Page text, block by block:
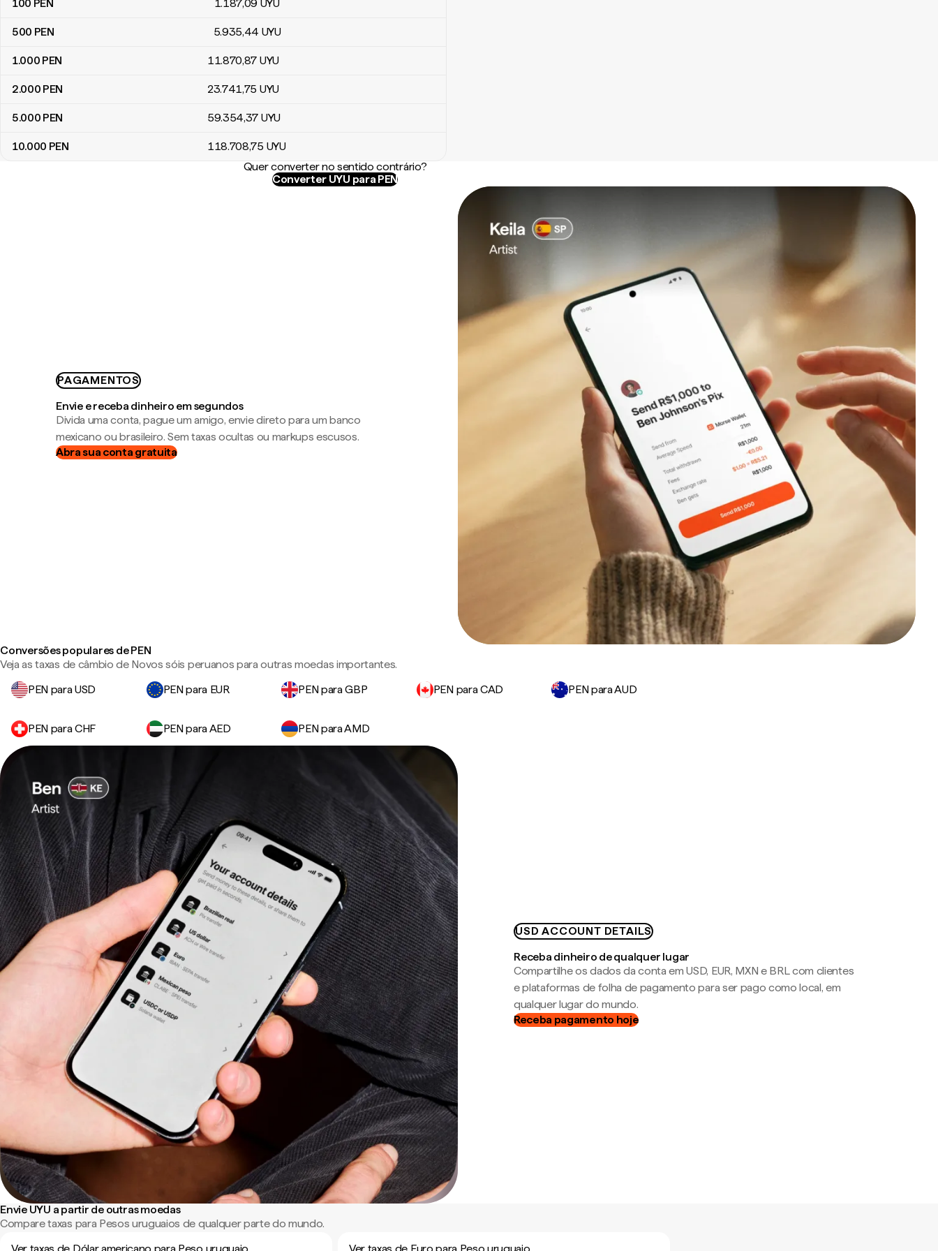
100 PEN 1.187,09 UYU
500 PEN 5.935,44 UYU
1.000 PEN 11.870,87 UYU
2.000 PEN 23.741,75 UYU
5.000 PEN 59.354,37 UYU
10.000 PEN 118.708,75 UYU
Quer converter no sentido contrário?
Converter UYU para PEN
PAGAMENTOS
Envie e receba dinheiro em segundos
Divida uma conta, pague um amigo, envie direto para um banco
mexicano ou brasileiro. Sem taxas ocultas ou markups escusos.
Abra sua conta gratuita
Conversões populares de PEN
Veja as taxas de câmbio de Novos sóis peruanos para outras moedas importantes.
PEN para USD
PEN para EUR PEN para GBP PEN para CAD PEN para AUD
PEN para CHF PEN para AED PEN para AMD
USD ACCOUNT DETAILS
Receba dinheiro de qualquer lugar
Compartilhe os dados da conta em USD, EUR, MXN e BRL com clientes
e plataformas de folha de pagamento para ser pago como local, em
qualquer lugar do mundo.
Receba pagamento hoje
Envie UYU a partir de outras moedas
Compare taxas para Pesos uruguaios de qualquer parte do mundo.